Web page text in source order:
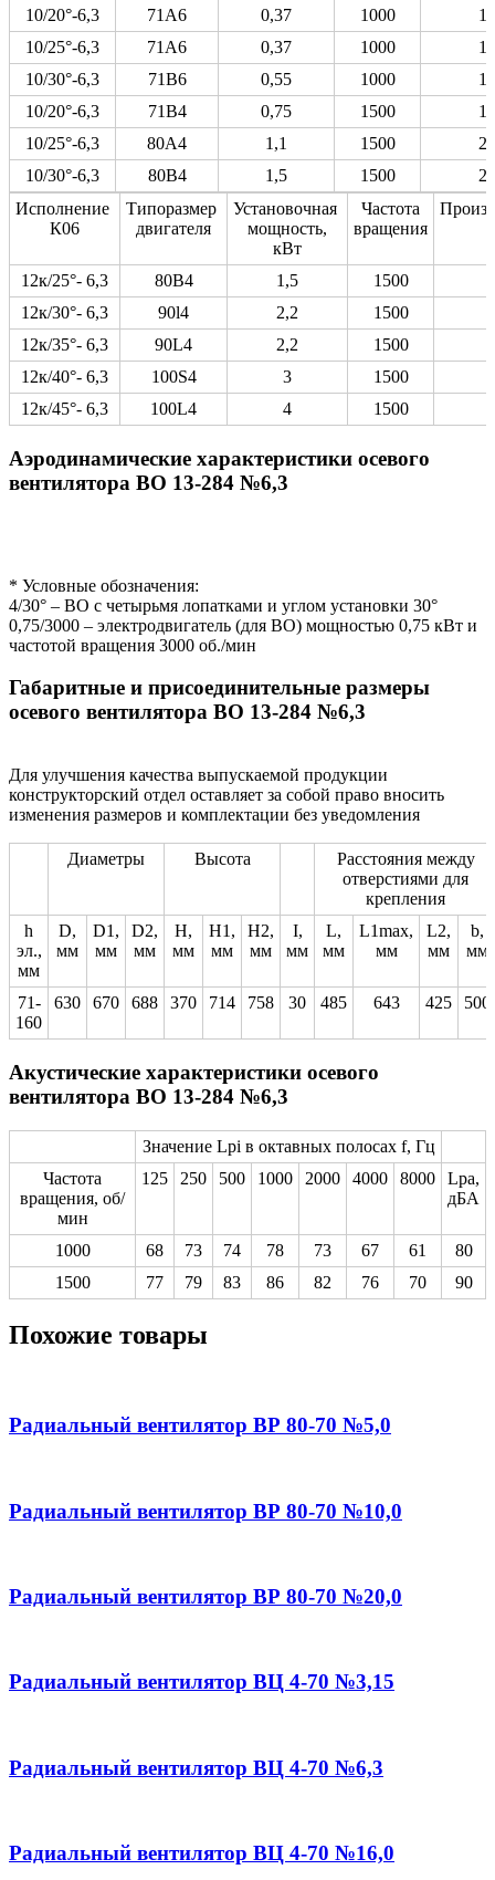
10/20°-6,3 71А6 0,37 1000
10/25°-6,3
71А6 0,37 1000
10/30°-6,3
71В6 0,55 1000
10/20°-6,3
71В4 0,75 1500
10/25°-6,3
80А4 1,1 1500
10/30°-6,3
80В4 1,5 1500
Исполнение
К06
Типоразмер
двигателя
Установочная
мощность,
кВт
Частота
вращения
12к/25°- 6,3 80В4 1,5
1500
12к/30°- 6,3
90l4 2,2
1500
12к/35°- 6,3
90L4 2,2
1500
12к/40°- 6,3
100S4 3
1500
12к/45°- 6,3
100L4 4 1500
Аэродинамические характеристики осевого
вентилятора ВО 13-284 №6,3
* Условные обозначения:
4/30° – ВО с четырьмя лопатками и углом установки 30°
0,75/3000 – электродвигатель (для ВО) мощностью 0,75 кВт и
частотой вращения 3000 об./мин
Габаритные и присоединительные размеры
осевого вентилятора ВО 13-284 №6,3
Для улучшения качества выпускаемой продукции
конструкторский отдел оставляет за собой право вносить
изменения размеров и комплектации без уведомления
Диаметры Высота
Расстояния между
отверстиями для
крепления
h
эл.,
мм
D,
мм
D1,
мм
D2,
мм
H,
мм
H1,
мм
H2,
мм
I,
мм
L,
мм
L1max,
мм
L2,
мм
b,
мм
71-
160
630 670 688 370 714 758 30 485 643 425 500
Акустические характеристики осевого
вентилятора ВО 13-284 №6,3
Значение Lpi в октавных полосах f, Гц
Частота
вращения, об/
мин
125 250 500 1000 2000 4000 8000
Lpa,
дБА
1000 68 73 74 78 73 67 61
80
1500
77 79 83 86 82 76 70 90
Похожие товары
Радиальный вентилятор ВР 80-70 №5,0
Радиальный вентилятор ВР 80-70 №10,0
Радиальный вентилятор ВР 80-70 №20,0
Радиальный вентилятор ВЦ 4-70 №3,15
Радиальный вентилятор ВЦ 4-70 №6,3
Радиальный вентилятор ВЦ 4-70 №16,0